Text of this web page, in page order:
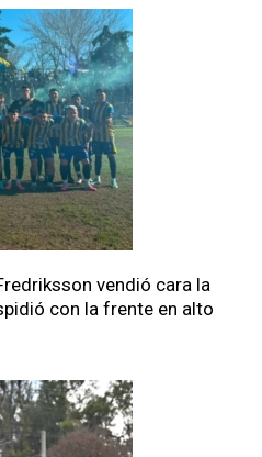
vendió cara la
con la frente en alto